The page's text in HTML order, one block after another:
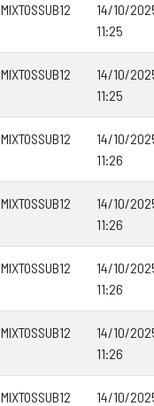
MIXTOSSUB12
14/10/
11:25
MIXTOSSUB12
14/10/
11:25
MIXTOSSUB12
14/10/
11:26
MIXTOSSUB12
14/10/
11:26
MIXTOSSUB12
14/10/
11:26
MIXTOSSUB12
14/10/
11:26
MIXTOSSUB12
14/10/